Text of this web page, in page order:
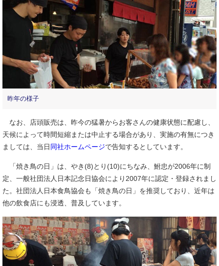
昨年の様子
なお、店頭販売は、昨今の猛暑からお客さんの健康状態に配慮し、
天候によって時間短縮または中止する場合があり、実施の有無につき
ましては、当日同社ホームページで告知するとしています。
「焼き鳥の日」は、やき(8)とり(10)にちなみ、鮒忠が2006年に制
定、一般社団法人日本記念日協会により2007年に認定・登録されまし
た。社団法人日本食鳥協会も「焼き鳥の日」を推奨しており、近年は
他の飲食店にも浸透、普及しています。